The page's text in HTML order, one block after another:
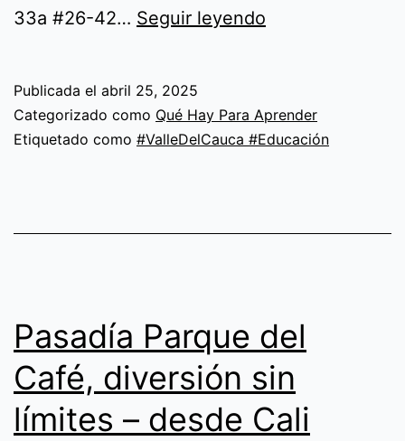
33a #26-42… Seguir leyendo
Pastas
artesanales
hijos
15
años)
24
de
Publicada el abril 25, 2025
Categorizado como Qué Hay Para Aprender
Etiquetado como #ValleDelCauca #Educación
Pasadía Parque del
Café, diversión sin
límites – desde Cali